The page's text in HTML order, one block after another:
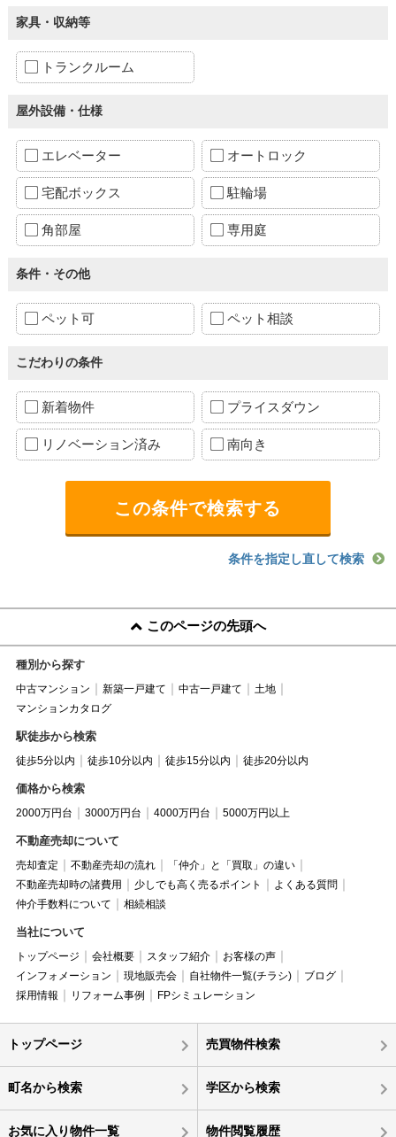
家具・収納等
トランクルーム
屋外設備・仕様
エレベーター オートロック
宅配ボックス 駐輪場
角部屋 専用庭
条件・その他
ペット可 ペット相談
こだわりの条件
新着物件 プライスダウン
リノベーション済み 南向き
条件を指定し直して検索
このページの先頭へ
種別から探す
中古マンション 新築一戸建て 中古一戸建て
土地
マンションカタログ
駅徒歩から検索
徒歩5分以内 徒歩10分以内 徒歩15分以内 徒歩20分以内
価格から検索
2000万円台 3000万円台 4000万円台 5000万円以上
不動産売却について
売却査定 不動産売却の流れ
「仲介」と「買取」の違い
不動産売却時の諸費用
少しでも高く売るポイント
よくある質問
仲介手数料について
相続相談
当社について
トップページ 会社概要 スタッフ紹介
お客様の声
インフォメーション
現地販売会 自社物件一覧(チラシ)
ブログ
採用情報
リフォーム事例 FPシミュレーション
トップページ 売買物件検索
町名から検索 学区から検索
お気に入り物件一覧 物件閲覧履歴